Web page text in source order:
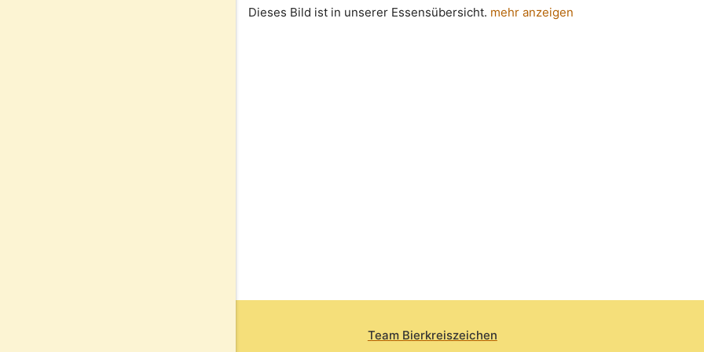
Dieses Bild ist in unserer Essensübersicht. mehr anzeigen
Team Bierkreiszeichen